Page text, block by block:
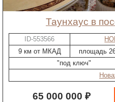
таунхаус в
ID-553566
9 км от МКАД
площадь
"под ключ"
65 000 000 ₽